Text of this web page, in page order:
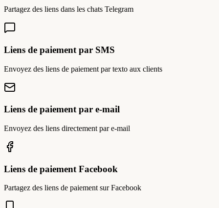
Partagez des liens dans les chats Telegram
Liens de paiement par SMS
Envoyez des liens de paiement par texto aux clients
Liens de paiement par e-mail
Envoyez des liens directement par e-mail
Liens de paiement Facebook
Partagez des liens de paiement sur Facebook